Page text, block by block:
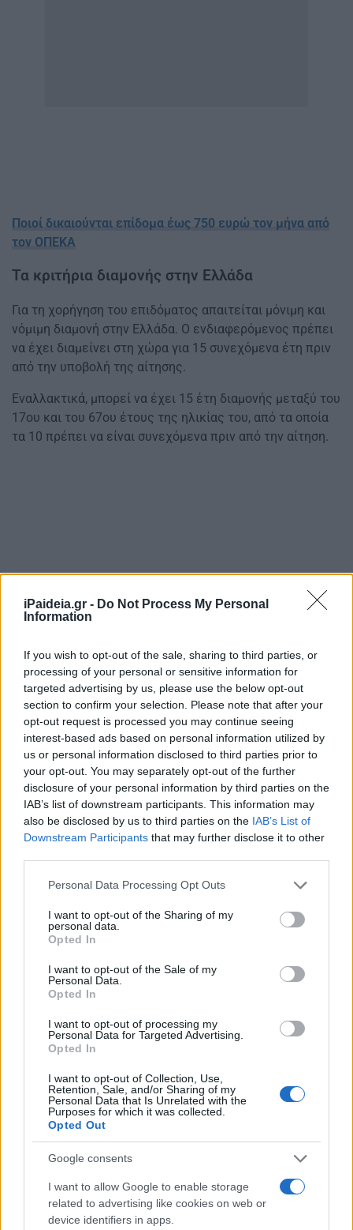
iPaideia.gr - Do Not Process My Personal
Information
If you wish to opt-out of the sale, sharing to third parties, or
processing of your personal or sensitive information for
targeted advertising by us, please use the below opt-out
section to confirm your selection. Please note that after your
opt-out request is processed you may continue seeing
interest-based ads based on personal information utilized by
us or personal information disclosed to third parties prior to
your opt-out. You may separately opt-out of the further
disclosure of your personal information by third parties on the
IAB’s list of downstream participants. This information may
also be disclosed by us to third parties on the IAB’s List of
Downstream Participants that may further disclose it to other
Please note that this website/app uses one or more Google
not limited to your visit or usage behaviour. You may click to
grant or deny consent to Google and its third-party tags to
use your data for below specified purposes in below Google
consent section.
Personal Data Processing Opt Outs
I want to opt-out of the Sharing of my
personal data.
Opted In
I want to opt-out of the Sale of my
Personal Data.
Opted In
I want to opt-out of processing my
Personal Data for Targeted Advertising.
Opted In
I want to opt-out of Collection, Use,
Retention, Sale, and/or Sharing of my
Personal Data that Is Unrelated with the
Purposes for which it was collected.
Opted Out
Google consents
I want to allow Google to enable storage
related to advertising like cookies on web or
device identifiers in apps.
Ποιοί δικαιούνται επίδομα έως 750 ευρώ τον μήνα από
τον ΟΠΕΚΑ
Τα κριτήρια διαμονής στην Ελλάδα
Για τη χορήγηση του επιδόματος απαιτείται μόνιμη και
νόμιμη διαμονή στην Ελλάδα. Ο ενδιαφερόμενος πρέπει
να έχει διαμείνει στη χώρα για 15 συνεχόμενα έτη πριν
από την υποβολή της αίτησης.
Εναλλακτικά, μπορεί να έχει 15 έτη διαμονής μεταξύ του
17ου και του 67ου έτους της ηλικίας του, από τα οποία
τα 10 πρέπει να είναι συνεχόμενα πριν από την αίτηση.
τη λήψη της παροχής. Το πλήρες ποσό καταβάλλεται σε
όσους πληρούν τα κριτήρια και έχουν συμπληρώσει
Αν τα έτη διαμονής είναι λιγότερα από 35, το ποσό
Τα εισοδηματικά και περιουσιακά όρια
Το συνολικό ετήσιο ατομικό φορολογητέο εισόδημα, μαζί
εισόδημα, δεν πρέπει να υπερβαίνει τα 4.320 ευρώ.
Για έγγαμους, το συνολικό ετήσιο οικογενειακό εισόδημα
δεν πρέπει να ξεπερνά τα 8.640 ευρώ.